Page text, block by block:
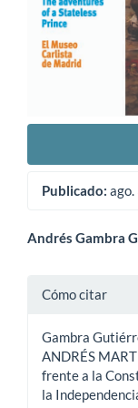
Publicado:
del
artículo
Andrés Gambra
Detalles
artículo
Cómo citar
Gambra
ANDRÉS
frente a la
la